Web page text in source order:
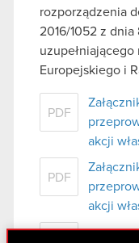
rozporządzenia
2016/1052 z dnia
Europejskiego i
PDF
akcji
PDF
akcji